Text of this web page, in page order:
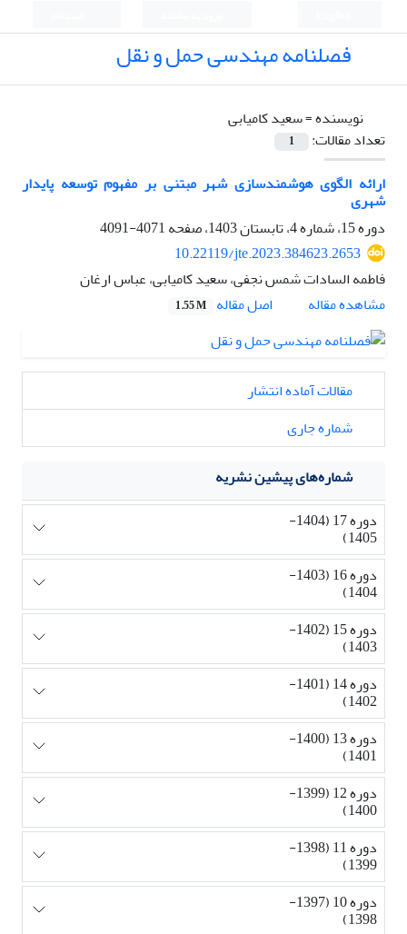
فصلنامه مهندسی حمل و نقل
نویسنده =سعید کامیابی
تعداد مقالات:
1
ارائه الگوی هوشمندسازی شهر مبتنی بر مفهوم توسعه پایدار
شهری
دوره 15، شماره 4، تابستان 1403، صفحه
4071-4091
10.22119/jte.2023.384623.2653
فاطمه السادات شمس نجفی، سعید کامیابی، عباس ارغان
مشاهده مقاله
اصل مقاله 1.55 M
مقالات آماده انتشار
شماره جاری
شماره‌های پیشین نشریه
دوره 17 (1404-
1405)
دوره 16 (1403-
1404)
دوره 15 (1402-
1403)
دوره 14 (1401-
1402)
دوره 13 (1400-
1401)
دوره 12 (1399-
1400)
دوره 11 (1398-
1399)
دوره 10 (1397-
1398)